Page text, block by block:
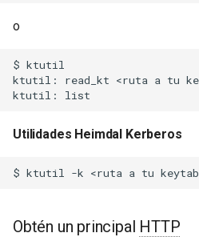
tags
tarantool
tlc
o
$ ktutil
ktutil: read_kt <ruta a tu
Utilidades Heimdal Kerberos
Obtén un principal HTTP